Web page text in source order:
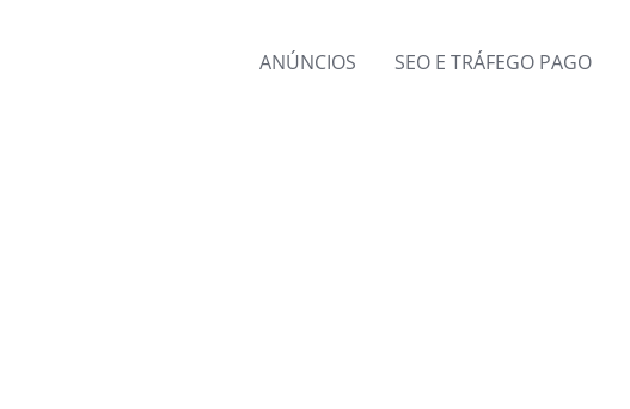
ANÚNCIOS SEO E TRÁFEGO PAGO